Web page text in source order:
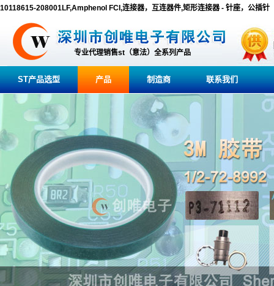
10118615-208001LF,Amphenol FCI,连接器，互连器件,矩形连接器 - 针座，公插针
专业代理销售st（意法）全系列产品
ST产品选型 产品 制造商 联系我们